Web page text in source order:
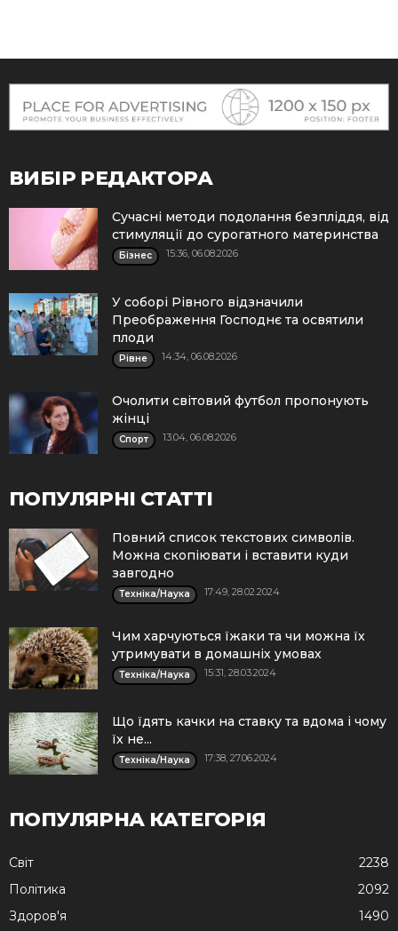
ВИБІР РЕДАКТОРА
Сучасні методи подолання безпліддя, від
стимуляції до сурогатного материнства
Бізнес 15:36, 06.08.2026
У соборі Рівного відзначили
Преображення Господнє та освятили
плоди
Рівне 14:34, 06.08.2026
Очолити світовий футбол пропонують
жінці
Спорт 13:04, 06.08.2026
ПОПУЛЯРНІ СТАТТІ
Повний список текстових символів.
Можна скопіювати і вставити куди
завгодно
Техніка/Наука 17:49, 28.02.2024
Чим харчуються їжаки та чи можна їх
утримувати в домашніх умовах
Техніка/Наука 15:31, 28.03.2024
Що їдять качки на ставку та вдома і чому
їх не...
Техніка/Наука 17:38, 27.06.2024
ПОПУЛЯРНА КАТЕГОРІЯ
Cвіт
2238
Політика
2092
Здоров'я
1490